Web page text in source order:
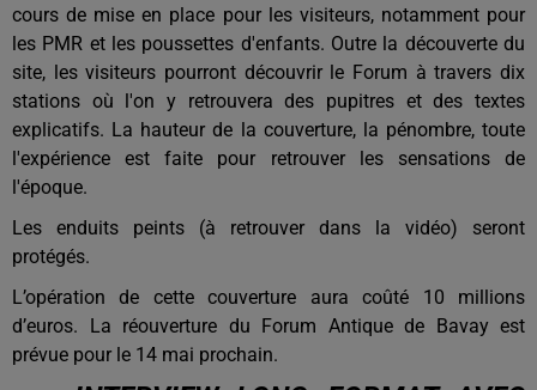
cours de mise en place pour les visiteurs, notamment pour
les PMR et les poussettes d'enfants. Outre la découverte du
site, les visiteurs pourront découvrir le Forum à travers dix
stations où l'on y retrouvera des pupitres et des textes
explicatifs. La hauteur de la couverture, la pénombre, toute
l'expérience est faite pour retrouver les sensations de
l'époque.
Les enduits peints (à retrouver dans la vidéo) seront
protégés.
L’opération de cette couverture aura coûté 10 millions
d’euros. La réouverture du Forum Antique de Bavay est
prévue pour le 14 mai prochain.